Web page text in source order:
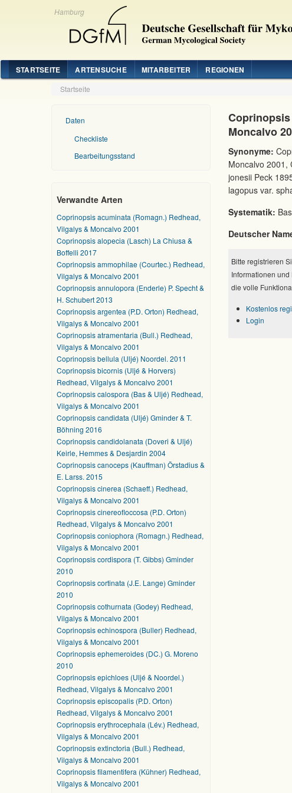
Hamburg
STARTSEITE ARTENSUCHE MITARBEITER REGIONEN
Startseite
Daten
Checkliste
Bearbeitungsstand
Verwandte Arten
Coprinopsis acuminata (Romagn.) Redhead,
Vilgalys & Moncalvo 2001
Coprinopsis alopecia (Lasch) La Chiusa &
Boffelli 2017
Coprinopsis ammophilae (Courtec.) Redhead,
Vilgalys & Moncalvo 2001
Coprinopsis annulopora (Enderle) P. Specht &
H. Schubert 2013
Coprinopsis argentea (P.D. Orton) Redhead,
Vilgalys & Moncalvo 2001
Coprinopsis atramentaria (Bull.) Redhead,
Vilgalys & Moncalvo 2001
Coprinopsis bellula (Uljé) Noordel. 2011
Coprinopsis bicornis (Uljé & Horvers)
Redhead, Vilgalys & Moncalvo 2001
Coprinopsis calospora (Bas & Uljé) Redhead,
Vilgalys & Moncalvo 2001
Coprinopsis candidata (Uljé) Gminder & T.
Böhning 2016
Coprinopsis candidolanata (Doveri & Uljé)
Keirle, Hemmes & Desjardin 2004
Coprinopsis canoceps (Kauffman) Örstadius &
E. Larss. 2015
Coprinopsis cinerea (Schaeff.) Redhead,
Vilgalys & Moncalvo 2001
Coprinopsis cinereofloccosa (P.D. Orton)
Redhead, Vilgalys & Moncalvo 2001
Coprinopsis coniophora (Romagn.) Redhead,
Vilgalys & Moncalvo 2001
Coprinopsis cordispora (T. Gibbs) Gminder
2010
Coprinopsis cortinata (J.E. Lange) Gminder
2010
Coprinopsis cothurnata (Godey) Redhead,
Vilgalys & Moncalvo 2001
Coprinopsis echinospora (Buller) Redhead,
Vilgalys & Moncalvo 2001
Coprinopsis ephemeroides (DC.) G. Moreno
2010
Coprinopsis epichloes (Uljé & Noordel.)
Redhead, Vilgalys & Moncalvo 2001
Coprinopsis episcopalis (P.D. Orton)
Redhead, Vilgalys & Moncalvo 2001
Coprinopsis erythrocephala (Lév.) Redhead,
Vilgalys & Moncalvo 2001
Coprinopsis extinctoria (Bull.) Redhead,
Vilgalys & Moncalvo 2001
Coprinopsis filamentifera (Kühner) Redhead,
Vilgalys & Moncalvo 2001
Moncalvo
Synonyme:
Moncalvo 2001,
jonesii Peck
lagopus var.
Systematik:
Deutscher
Bitte registrieren
Informationen
die volle
Kostenlos
Login